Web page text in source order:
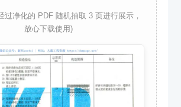
过净化的 PDF 随机抽取 3 页进行展示，
放心下载使用)